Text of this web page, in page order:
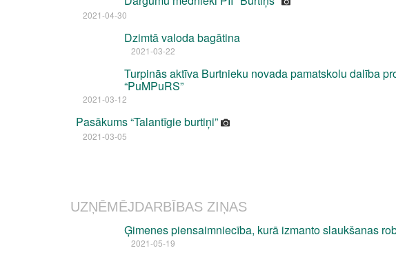
2021-04-30
Dzimtā valoda bagātina
2021-03-22
Turpinās aktīva Burtnieku novada pamatskolu dalība
“PuMPuRS”
2021-03-12
Pasākums “Talantīgie burtiņi”
2021-03-05
UZŅĒMĒJDARBĪBAS ZIŅAS
Ģimenes piensaimniecība, kurā izmanto slaukšanas
2021-05-19